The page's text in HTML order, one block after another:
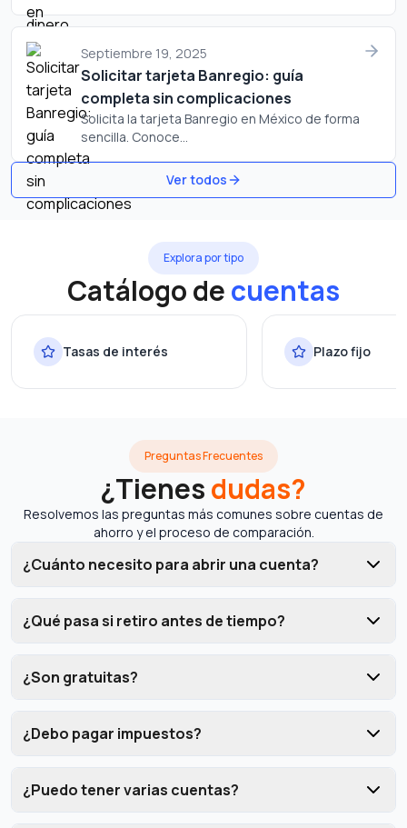
Septiembre 19, 2025
Solicitar tarjeta Banregio: guía
completa sin complicaciones
Solicita la tarjeta Banregio en México de forma
sencilla. Conoce...
Ver todos
Explora por tipo
Catálogo decuentas
Tasas de interés Plazo fijo
Preguntas Frecuentes
¿Tienesdudas?
Resolvemos las preguntas más comunes sobre cuentas de
ahorro y el proceso de comparación.
¿Cuánto necesito para abrir una cuenta?
¿Qué pasa si retiro antes de tiempo?
¿Son gratuitas?
¿Debo pagar impuestos?
¿Puedo tener varias cuentas?